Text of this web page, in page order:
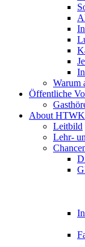
Warum
Öffentliche
About HTWK
Leitbild
Lehr-